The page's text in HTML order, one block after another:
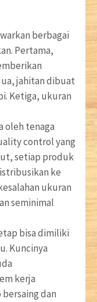
berbagai
Pertama,
jahitan dibuat
Ketiga, ukuran
oleh tenaga
control yang
setiap produk
ke
ukuran
seminimal
bisa dimiliki
Kuncinya
kerja
dan